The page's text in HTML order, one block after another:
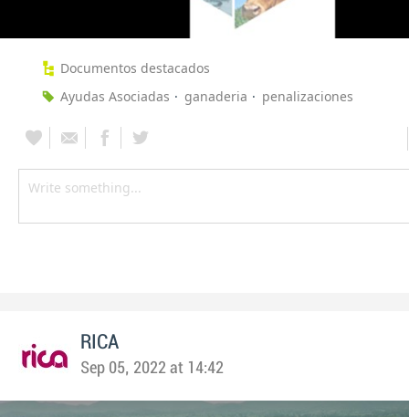
Documentos destacados
Ayudas Asociadas
ganaderia penalizaciones
RICA
Sep 05, 2022 at 14:42